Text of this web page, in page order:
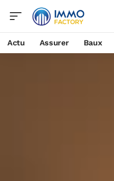
Actu Assurer Baux